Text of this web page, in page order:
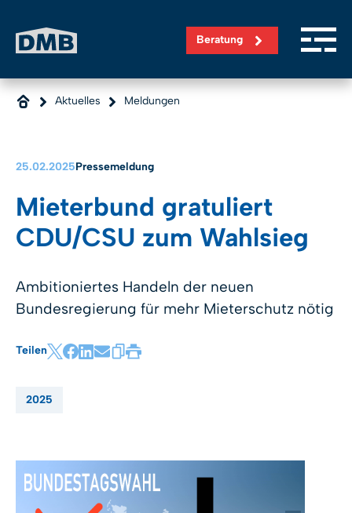
Beratung
Aktuelles Meldungen
25.02.2025Pressemeldung
Mieterbund gratuliert
CDU/CSU zum Wahlsieg
Ambitioniertes Handeln der neuen
Bundesregierung für mehr Mieterschutz nötig
Teilen
2025